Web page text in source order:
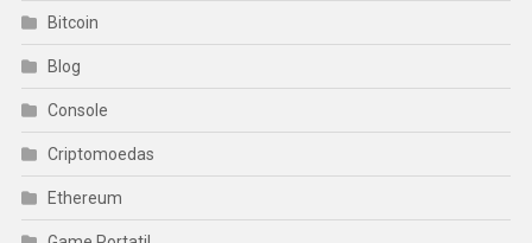
Bitcoin
Blog
Console
Criptomoedas
Ethereum